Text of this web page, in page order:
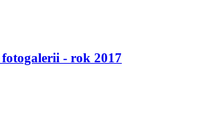
- rok 2017